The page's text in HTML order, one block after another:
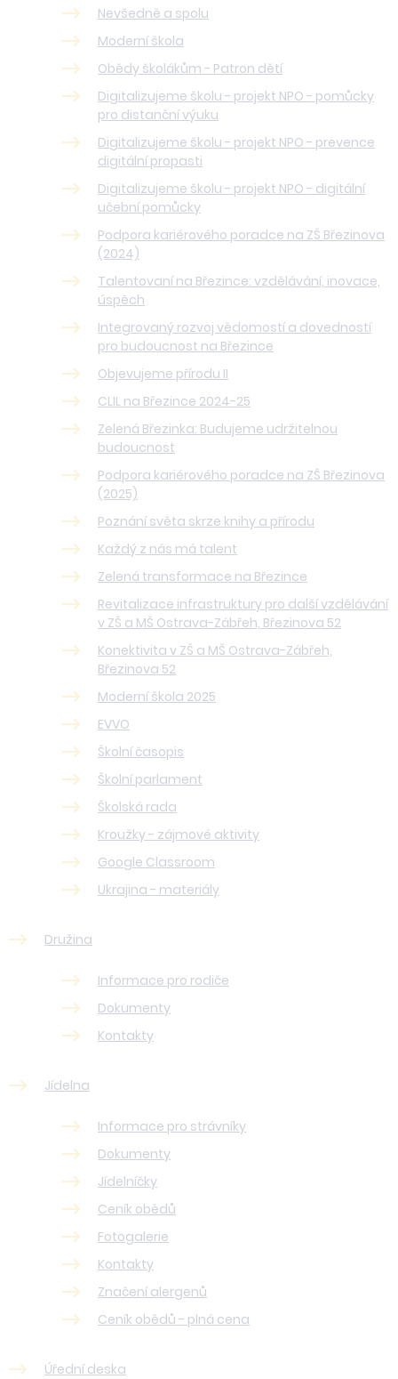
Nevšedně a spolu
Moderní škola
Obědy školákům - Patron dětí
Digitalizujeme školu - projekt NPO - pomůcky
pro distanční výuku
Digitalizujeme školu - projekt NPO - prevence
digitální propasti
Digitalizujeme školu - projekt NPO - digitální
učební pomůcky
Podpora kariérového poradce na ZŠ Březinova
(2024)
Talentovaní na Březince: vzdělávání, inovace,
úspěch
Integrovaný rozvoj vědomostí a dovedností
pro budoucnost na Březince
Objevujeme přírodu II
CLIL na Březince 2024-25
Zelená Březinka: Budujeme udržitelnou
budoucnost
Podpora kariérového poradce na ZŠ Březinova
(2025)
Poznání světa skrze knihy a přírodu
Každý z nás má talent
Zelená transformace na Březince
Revitalizace infrastruktury pro další vzdělávání
v ZŠ a MŠ Ostrava-Zábřeh, Březinova 52
Konektivita v ZŠ a MŠ Ostrava-Zábřeh,
Březinova 52
Moderní škola 2025
EVVO
Školní časopis
Školní parlament
Školská rada
Kroužky - zájmové aktivity
Google Classroom
Ukrajina - materiály
Družina
Informace pro rodiče
Dokumenty
Kontakty
Jídelna
Informace pro strávníky
Dokumenty
Jídelníčky
Ceník obědů
Fotogalerie
Kontakty
Značení alergenů
Ceník obědů - plná cena
Úřední deska